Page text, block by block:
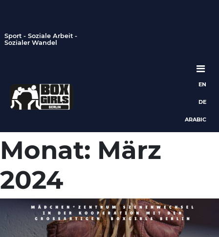
Sport - Soziale Arbeit -
Sozialer Wandel
Hauptnavigation
EN
DE
ARABIC
Monat: März
2024